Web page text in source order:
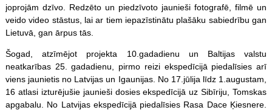
joprojām dzīvo. Redzēto un piedzīvoto jaunieši fotografē, filmē un
veido video stāstus, lai ar tiem iepazīstinātu plašāku sabiedrību gan
Lietuvā, gan ārpus tās.
Šogad, atzīmējot projekta 10.gadadienu un Baltijas valstu
neatkarības 25. gadadienu, pirmo reizi ekspedīcijā piedalīsies arī
viens jaunietis no Latvijas un Igaunijas. No 17.jūlija līdz 1.augustam,
16 atlasi izturējušie jaunieši dosies ekspedīcijā uz Sibīriju, Tomskas
apgabalu. No Latvijas ekspedīcijā piedalīsies Rasa Dace Ķiesnere.